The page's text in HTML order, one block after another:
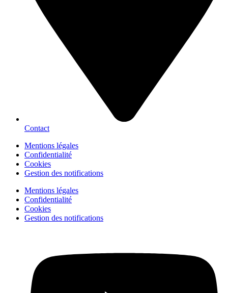
Contact
Mentions légales
Confidentialité
Cookies
Gestion des notifications
Mentions légales
Confidentialité
Cookies
Gestion des notifications